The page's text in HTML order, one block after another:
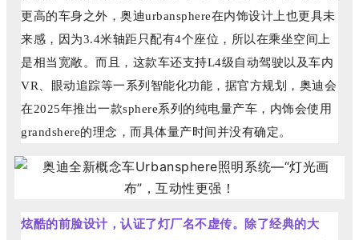
更高的车身之外，奥迪urbansphere在内饰设计上也更具未
来感，因为3.4米轴距只配有4个座位，所以在乘坐空间上
是相当宽敞。而且，这款车还支持L4级自动驾驶以及车内
VR、眼动追踪等一系列智能化功能，据官方规划，奥迪会
在2025年推出一款sphere系列的纯电量产车，内饰会使用
grandshere的理念，而具体量产时间并没有确定。
炫酷的前脸设计，认证了灯厂名不虚传。除了经典的大